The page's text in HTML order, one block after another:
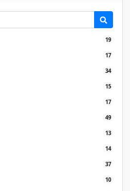
19
17
34
15
17
49
13
14
37
10